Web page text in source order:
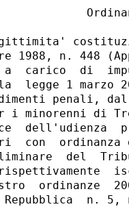
1988, n. 448
a  carico  di
legge 1 marzo
penali,
i minorenni di
dell'udienza
con  ordinanza
del
ordinanze
n. 5,